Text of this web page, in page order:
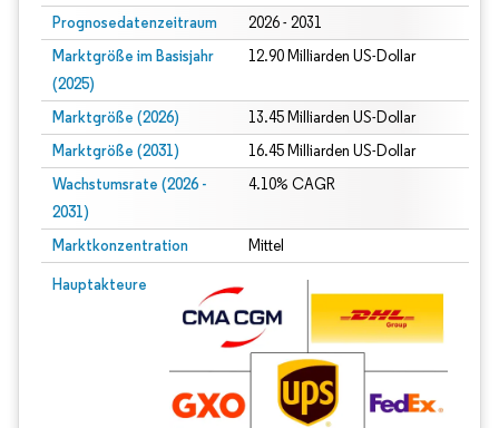
Prognosedatenzeitraum 2026 - 2031
Marktgröße im Basisjahr
(2025)
12.90 Milliarden US-Dollar
Marktgröße (2026) 13.45 Milliarden US-Dollar
Marktgröße (2031) 16.45 Milliarden US-Dollar
Wachstumsrate (2026 -
2031)
4.10% CAGR
Marktkonzentration Mittel
Hauptakteure
Bild © Mordor Intelligence. Wiederverwendung erfordert Namensnennung